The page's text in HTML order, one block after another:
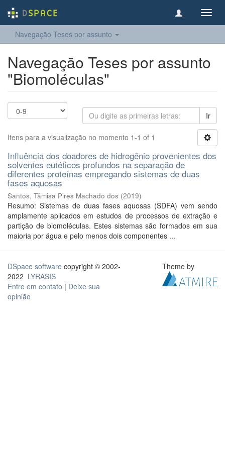
Navegação Teses por assunto
Navegação Teses por assunto
"Biomoléculas"
Ir
Itens para a visualização no momento 1-1 of 1
Influência dos doadores de hidrogênio provenientes dos
solventes eutéticos profundos na separação de
diferentes proteínas empregando sistemas de duas
fases aquosas
Santos, Tâmisa Pires Machado dos (2019)
Resumo: Sistemas de duas fases aquosas (SDFA) vem sendo
amplamente aplicados em estudos de processos de extração e
partição de biomoléculas. Estes sistemas são formados em sua
maioria por água e pelo menos dois componentes ...
DSpace software copyright © 2002-
2022 LYRASIS
Entre em contato | Deixe sua
opinião
Theme by